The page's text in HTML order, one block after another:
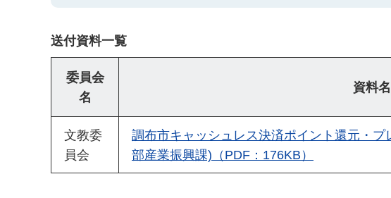
送付資料一覧
委員会
名
資料
文教委
員会
調布市キャッシュレス決済ポイント還元・
部産業振興課)（PDF：176KB）